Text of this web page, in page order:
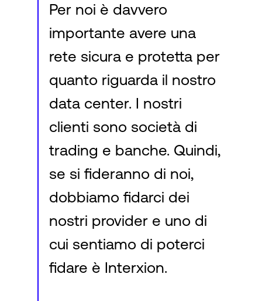
Per noi è davvero
importante avere una
rete sicura e protetta per
quanto riguarda il nostro
data center. I nostri
clienti sono società di
trading e banche. Quindi,
se si fideranno di noi,
dobbiamo fidarci dei
nostri provider e uno di
cui sentiamo di poterci
fidare è Interxion.